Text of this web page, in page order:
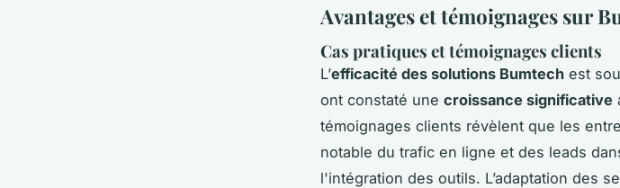
Avantages et témoignages sur
Cas pratiques et témoignages clients
L’efficacité des solutions Bumtech est
ont constaté une croissance significative
témoignages clients révèlent que les
notable du trafic en ligne et des leads
l'intégration des outils. L’adaptation des